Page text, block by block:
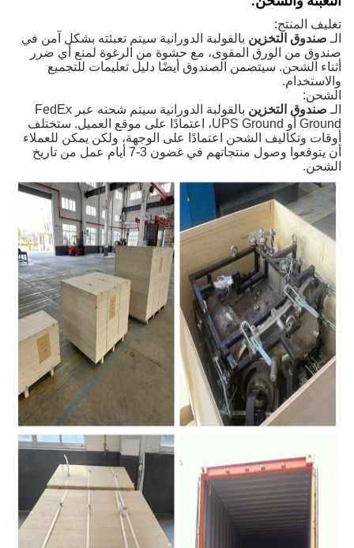
تغليف المنتج:
الـصندوق التخزينبالقولبة الدورانية سيتم تعبئته بشكل آمن في
صندوق من الورق المقوى، مع حشوة من الرغوة لمنع أي ضرر
أثناء الشحن. سيتضمن الصندوق أيضًا دليل تعليمات للتجميع
والاستخدام.
الشحن:
الـصندوق التخزين
بالقولبة الدورانية سيتم شحنه عبر FedEx
Ground أو UPS Ground، اعتمادًا على موقع العميل. ستختلف
أوقات وتكاليف الشحن اعتمادًا على الوجهة، ولكن يمكن للعملاء
أن يتوقعوا وصول منتجاتهم في غضون 3-7 أيام عمل من تاريخ
الشحن.